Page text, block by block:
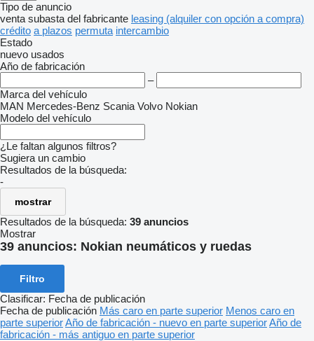
Tipo de anuncio
venta subasta del fabricante leasing (alquiler con opción a compra)
crédito a plazos permuta intercambio
Estado
nuevo usados
Año de fabricación
–
Marca del vehículo
MAN Mercedes-Benz Scania Volvo Nokian
Modelo del vehículo
¿Le faltan algunos filtros?
Sugiera un cambio
Resultados de la búsqueda:
-
mostrar
Resultados de la búsqueda: 39 anuncios
Mostrar
39 anuncios: Nokian neumáticos y ruedas
Filtro
Clasificar: Fecha de publicación
Fecha de publicación Más caro en parte superior Menos caro en
parte superiorAño de fabricación - nuevo en parte superiorAño de
fabricación - más antiguo en parte superior